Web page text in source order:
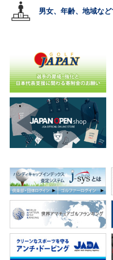
男女、年齢、地域な